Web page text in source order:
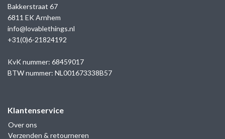
Bakkerstraat 67
6811 EK Arnhem
info@lovablethings.nl
+31(0)6-21824192
KvK nummer: 68459017
BTW nummer: NL001673338B57
Klantenservice
Over ons
Verzenden & retourneren